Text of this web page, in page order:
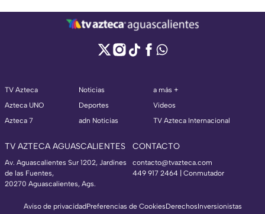
TV Azteca
Azteca UNO
Azteca 7
Noticias
Deportes
adn Noticias
a más +
Videos
TV Azteca Internacional
TV AZTECA AGUASCALIENTES
Av. Aguascalientes Sur 1202, Jardines
de las Fuentes,
20270 Aguascalientes, Ags.
CONTACTO
contacto@tvazteca.com
449 917 2464 | Conmutador
Aviso de privacidadPreferencias de CookiesDerechosInversionistas